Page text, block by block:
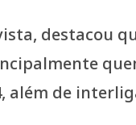
destacou
além de